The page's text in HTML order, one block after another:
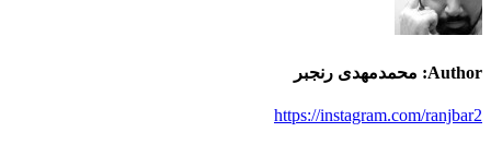
Author: محمدمهدی رنجبر
https://instagram.com/ranjbar2